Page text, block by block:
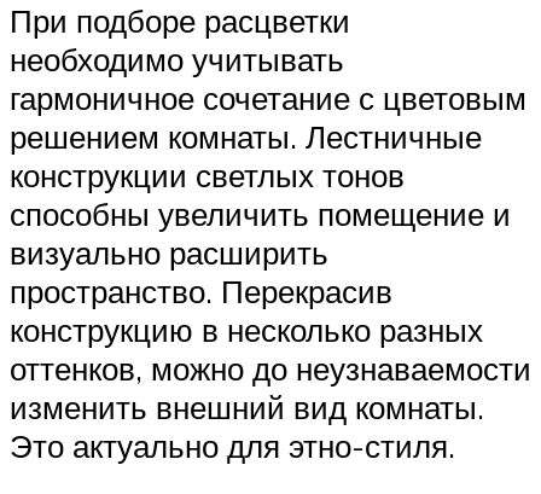
При подборе расцветки
необходимо учитывать
гармоничное сочетание с цветовым
решением комнаты. Лестничные
конструкции светлых тонов
способны увеличить помещение и
визуально расширить
пространство. Перекрасив
конструкцию в несколько разных
оттенков, можно до неузнаваемости
изменить внешний вид комнаты.
Это актуально для этно-стиля.